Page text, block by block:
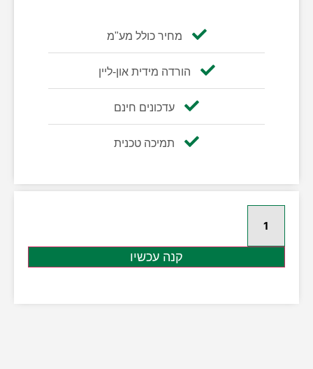
מחיר כולל מע"מ
הורדה מידית און-ליין
עדכונים חינם
תמיכה טכנית
קנה עכשיו